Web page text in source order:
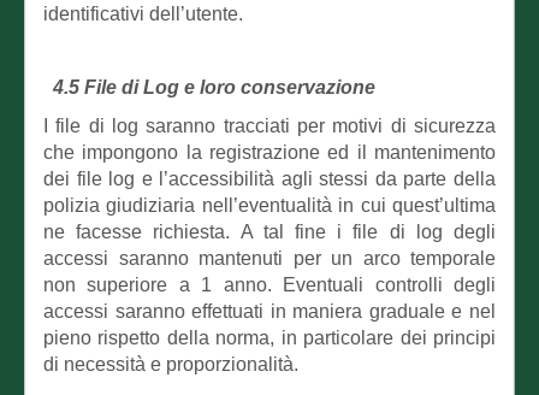
identificativi dell’utente.
4.5 File di Log e loro conservazione
I file di log saranno tracciati per motivi di sicurezza
che impongono la registrazione ed il mantenimento
dei file log e l’accessibilità agli stessi da parte della
polizia giudiziaria nell’eventualità in cui quest’ultima
ne facesse richiesta. A tal fine i file di log degli
accessi saranno mantenuti per un arco temporale
non superiore a 1 anno. Eventuali controlli degli
accessi saranno effettuati in maniera graduale e nel
pieno rispetto della norma, in particolare dei principi
di necessità e proporzionalità.